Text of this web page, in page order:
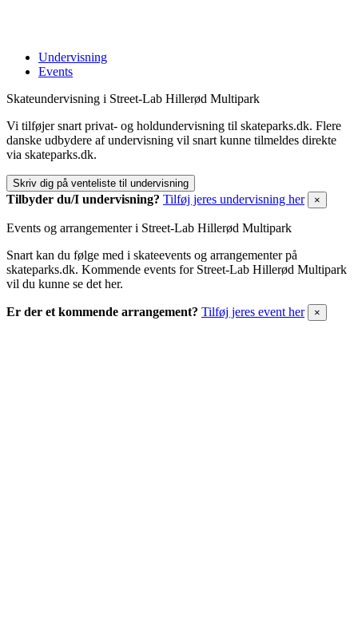
Undervisning
Events
Skateundervisning i Street-Lab Hillerød Multipark
Vi tilføjer snart privat- og holdundervisning til skateparks.dk. Flere
danske udbydere af undervisning vil snart kunne tilmeldes direkte
via skateparks.dk.
Skriv dig på venteliste til undervisning
Tilbyder du/I undervisning? Tilføj jeres undervisning her ×
Events og arrangementer i Street-Lab Hillerød Multipark
Snart kan du følge med i skateevents og arrangementer på
skateparks.dk. Kommende events for Street-Lab Hillerød Multipark
vil du kunne se det her.
Er der et kommende arrangement? Tilføj jeres event her ×